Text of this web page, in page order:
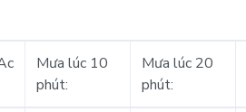
Mưa lúc 10
phút:
Mưa lúc 20
phút: